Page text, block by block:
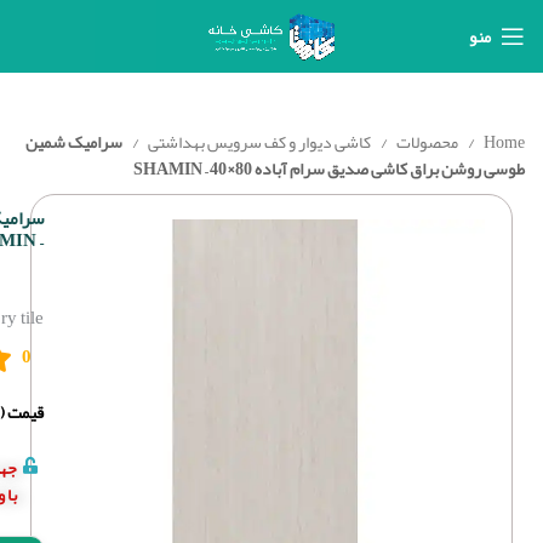
منو
Home محصولات کاشی دیوار و کف سرویس بهداشتی سرامیک شمین
طوسی روشن براق کاشی صدیق سرام آباده 80×40 – SHAMIN
– SHAMIN
tile
0
قیمت